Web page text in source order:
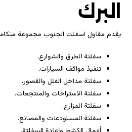
البرك
يقدم مقاول اسفلت الجنوب مجموعة
سفلتة الطرق والشوارع.
تنفيذ مواقف السيارات.
سفلتة مداخل الفلل والقصور.
سفلتة الاستراحات والمنتجعات.
سفلتة المزارع.
سفلتة المستودعات والمصانع.